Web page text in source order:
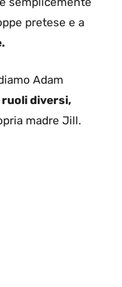
pretese e a
Adam
ruoli diversi,
madre Jill.